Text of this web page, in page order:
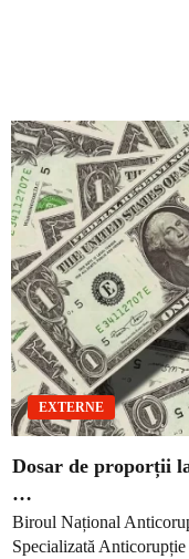
EXTERNE
Dosar de proporții
…
Biroul Național
Specializată